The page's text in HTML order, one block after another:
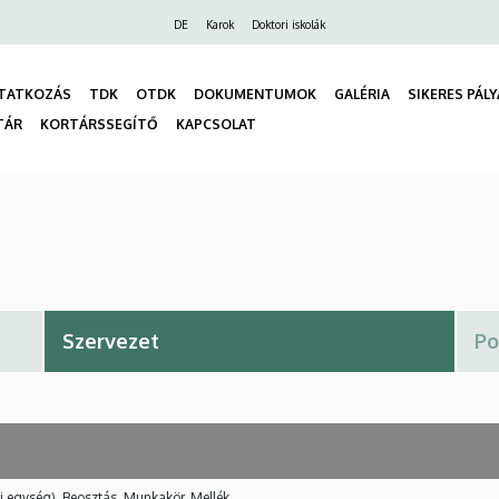
DE Karok Doktori iskolák
TDK OTDK DOKUMENTUMOK GALÉRIA
SIKERES
KORTÁRSSEGÍTŐ KAPCSOLAT